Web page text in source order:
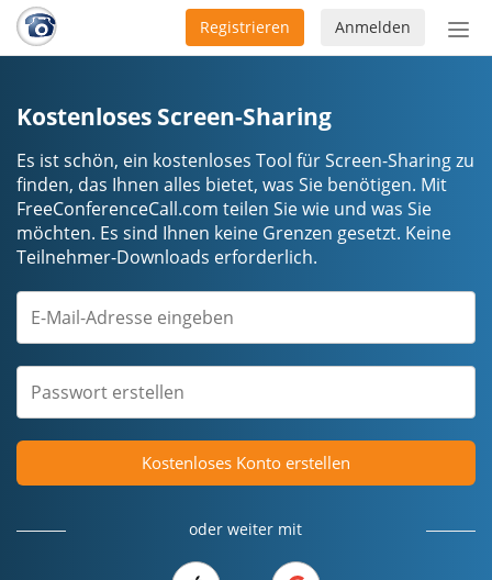
Anmelden
Registrieren
Kostenloses Screen-Sharing
Es ist schön, ein kostenloses Tool für Screen-Sharing zu
finden, das Ihnen alles bietet, was Sie benötigen. Mit
FreeConferenceCall.com teilen Sie wie und was Sie
möchten. Es sind Ihnen keine Grenzen gesetzt. Keine
Teilnehmer-Downloads erforderlich.
Kostenloses Konto erstellen
oder weiter mit